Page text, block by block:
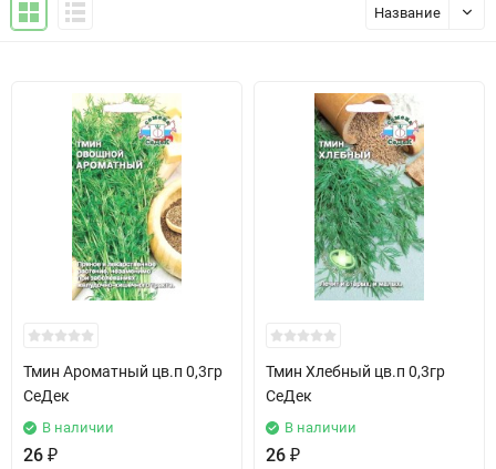
Название
Тмин Ароматный цв.п 0,3гр
СеДек
В наличии
26 ₽
Тмин Хлебный цв.п 0,3гр
СеДек
В наличии
26 ₽